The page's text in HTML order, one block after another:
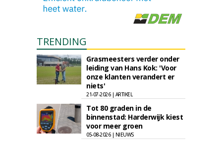
TRENDING
Grasmeesters verder onder
leiding van Hans Kok: 'Voor
onze klanten verandert er
niets'
21-07-2026 | ARTIKEL
Tot 80 graden in de
binnenstad: Harderwijk kiest
voor meer groen
05-08-2026 | NIEUWS